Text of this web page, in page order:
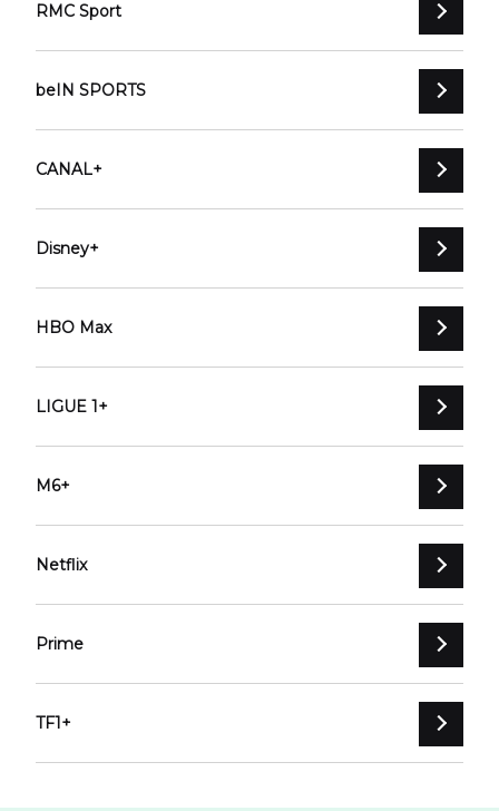
RMC Sport
beIN SPORTS
CANAL+
Disney+
HBO Max
LIGUE 1+
M6+
Netflix
Prime
TF1+